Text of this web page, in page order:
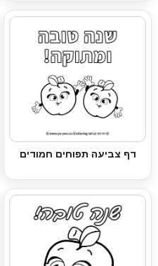
דף צביעה תפוחים חמודים